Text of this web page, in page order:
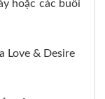
hoặc các buổi